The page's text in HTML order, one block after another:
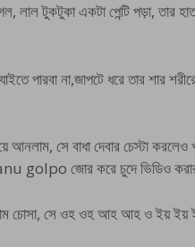
লাল টুকটুকা একটা পেন্টি পড়া, তার
পারবা না,জাপটে ধরে তার শার
আনলাম, সে বাধা দেবার চেস্টা
জোর করে চুদে ভিডিও করার
রাম চোসা, সে ওহ ওহ আহ আহ ও